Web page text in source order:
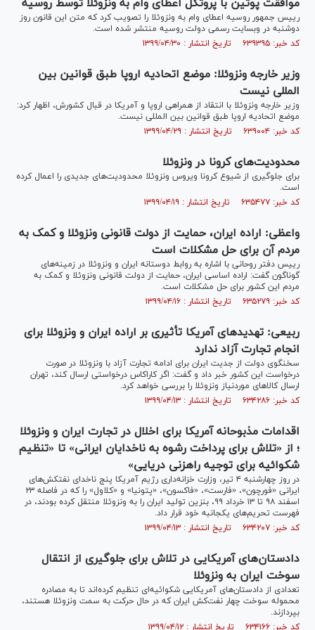
موافقت پوتین با پروتکل اعطای وام به ونزوئلا توسط روسیه
رییس جمهور روسیه اعطای وام به ونزوئلا را تصویب کرد که متن این قانون روز
دوشنبه در وبسایت رسمی دولت روسیه منتشر شده است.
کد خبر: ۶۳۹۳۹۵ تاریخ انتشار : ۱۳۹۹/۰۴/۳۰
وزیر خارجه ونزوئلا: موضع اتحادیه اروپا طبق قوانین بین
المللی نیست
وزیر خارجه ونزوئلا با انتقاد از همراهی اروپا و آمریکا در قبال کشورش، اظهار کرد:
موضع اتحادیه اروپا طبق قوانین بین المللی نیست.
کد خبر: ۶۳۹۰۰۴ تاریخ انتشار : ۱۳۹۹/۰۴/۲۹
محدودیت‌های کرونا در ونزوئلا
برای جلوگیری از شیوع کرونا ویروس ونزوئلا محدودیت‌های جدیدی را اعمال کرده
است.
کد خبر: ۶۳۵۴۷۷ تاریخ انتشار : ۱۳۹۹/۰۴/۱۹
واعظی: اراده ایران، حمایت از دولت قانونی ونزوئلا و کمک به
مردم آن برای حل مشکلات است
رییس دفتر روحانی با اشاره به روابط دوستانه ایران و ونزوئلا در زمینه‌های
گوناگون گفت: اراده اساسی ایران، حمایت از دولت قانونی ونزوئلا و کمک به
مردم این کشور برای حل مشکلات است.
کد خبر: ۶۳۵۲۷۹ تاریخ انتشار : ۱۳۹۹/۰۴/۱۶
ربیعی: تهدیدهای آمریکا تأثیری بر اراده ایران و ونزوئلا برای
انجام تجارت آزاد ندارد
سخنگوی دولت از جدیت ایران برای ادامه تجارت آزاد با ونزوئلا در صورت
درخواست این کشور خبر داد و گفت: اگر کاراکاس درخواستی ارسال کند، تهران
ارسال کالاهای موردنیاز ونزوئلا را بررسی خواهد کرد.
کد خبر: ۶۳۴۲۸۶ تاریخ انتشار : ۱۳۹۹/۰۴/۱۳
اقدامات مذبوحانه آمریکا برای اخلال در تجارت ایران و ونزوئلا
؛ از «تلاش برای پرداخت رشوه به ناخدایان ایرانی» تا «تنظیم
شکوائیه برای توجیه راهزنی دریایی»
در روز چهارشنبه ۴ تیر، وزارت خزانه‌داری رژیم آمریکا پنج ناخدای نفتکش‌های
ایرانی «فورچون»، «فارست»، «فاکسون»، «پتونیا» و «کلاول» را که در فاصله ۲۳
اسفند ۹۸ تا ۱۳ خرداد ۹۹، بنزین تولید ایران را به ونزوئلا منتقل کرده بودند، در
فهرست تحریم‌های یکجانبه خود قرار داد.
کد خبر: ۶۳۴۲۰۷ تاریخ انتشار : ۱۳۹۹/۰۴/۱۳
دادستان‌های آمریکایی در تلاش برای جلوگیری از انتقال
سوخت ایران به ونزوئلا
تعدادی از دادستان‌های آمریکایی شکوائیه‌ای تنظیم کرده‌اند تا به مصادره
محموله سوخت چهار نفت‌کش ایران که در حال حرکت به سمت ونزوئلا هستند،
بپردازند.
کد خبر: ۶۳۴۱۶۶ تاریخ انتشار : ۱۳۹۹/۰۴/۱۲